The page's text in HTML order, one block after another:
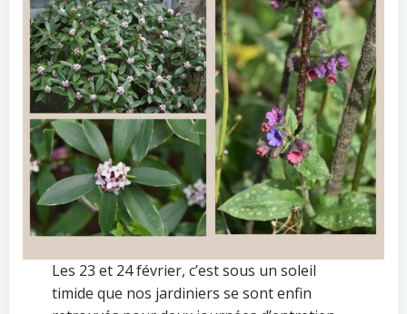
Les 23 et 24 février, c’est sous un soleil
timide que nos jardiniers se sont enfin